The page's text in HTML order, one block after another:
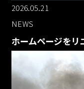
2026.05.21
NEWS
ホームページをリ